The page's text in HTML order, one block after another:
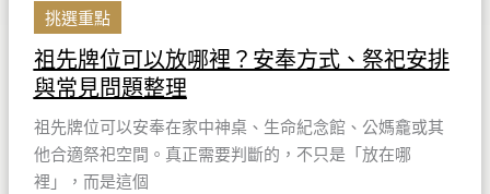
挑選重點
祖先牌位可以放哪裡？安奉方式、祭祀安排
與常見問題整理
祖先牌位可以安奉在家中神桌、生命紀念館、公媽龕或其
他合適祭祀空間。真正需要判斷的，不只是「放在哪
裡」，而是這個
祭
祀
安
排
與
常
見